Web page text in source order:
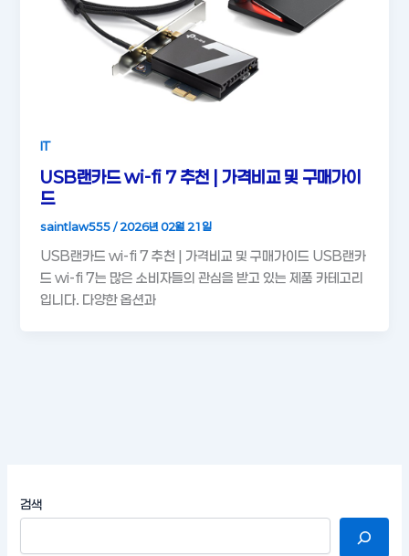
IT
USB랜카드 wi-fi 7 추천 | 가격비교 및 구매가이
드
saintlaw555/2026년 02월 21일
USB랜카드 wi-fi 7 추천 | 가격비교 및 구매가이드 USB랜카
드 wi-fi 7는 많은 소비자들의 관심을 받고 있는 제품 카테고리
입니다. 다양한 옵션과
검색